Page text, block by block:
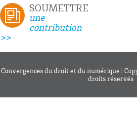
SOUMETTRE
une
contribution
>>
Convergences du droit et du numérique |
droits réservés